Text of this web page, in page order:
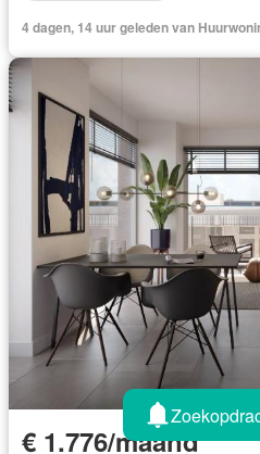
4 dagen, 14 uur geleden van
€ 1.776/maand